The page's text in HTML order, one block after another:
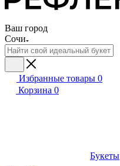
Ваш город
Сочи
Избранные товары 0
Корзина 0
Букеты